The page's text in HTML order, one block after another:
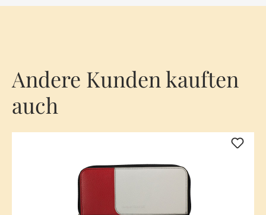
Andere Kunden kauften
auch